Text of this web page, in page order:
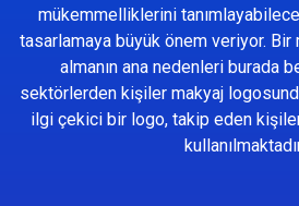
mükemmelliklerini
tasarlamaya büyük önem veriyor. Bir
almanın ana nedenleri burada
sektörlerden kişiler makyaj
ilgi çekici bir logo, takip eden